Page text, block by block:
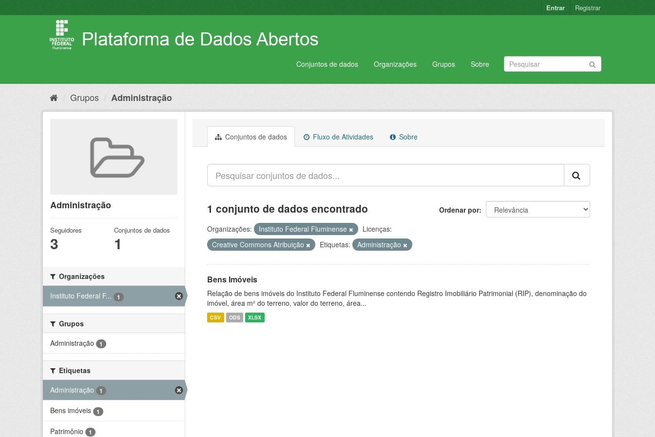
para
Entrar Registrar
Conjuntos de dados Organizações Grupos Sobre
Grupos Administração
Administração
Seguidores
3
Conjuntos de dados
1
Organizações
Instituto Federal F...
1
Grupos
Administração
1
Etiquetas
Administração
1
Bens imóveis 1
Patrimônio 1
Conjuntos de dados Fluxo de Atividades Sobre
Ordenar por
1 conjunto de dados encontrado
Organizações: Instituto Federal Fluminense
Licenças:
Creative Commons Atribuição
Etiquetas: Administração
Bens Imóveis
Relação de bens imóveis do Instituto Federal Fluminense contendo Registro Imobiliário Patrimonial (RIP), denominação do
imóvel, área m² do terreno, valor do terreno, área...
CSV ODS XLSX